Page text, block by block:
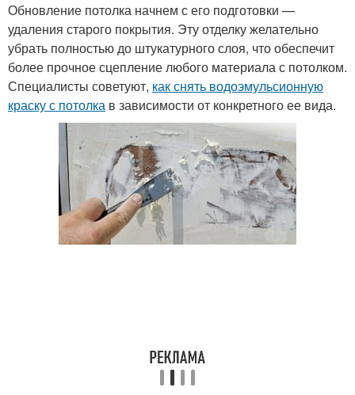
Обновление потолка начнем с его подготовки —
удаления старого покрытия. Эту отделку желательно
убрать полностью до штукатурного слоя, что обеспечит
более прочное сцепление любого материала с потолком.
Специалисты советуют, как снять водоэмульсионную
краску с потолка в зависимости от конкретного ее вида.